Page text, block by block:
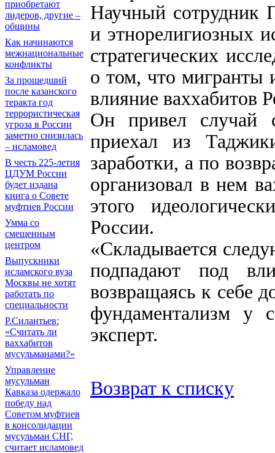
приобретают
лидеров, другие –
общины
Как начинаются
межнациональные
конфликты
За прошедший
после казанского
теракта год
террористическая
угроза в России
заметно снизилась
– исламовед
В честь 225-летия
ЦДУМ России
будет издана
книга о Совете
муфтиев России
Умма со
смещенным
центром
Выпускники
исламского вуза
Москвы не хотят
работать по
специальности
Р.Силантьев:
«Считать ли
ваххабитов
мусульманами?»
Управление
мусульман
Кавказа одержало
победу над
Советом муфтиев
в консолидации
мусульман СНГ,
считает исламовед
Научный сотрудник
и этнорелигиозных
стратегических
о том, что мигранты
влияние ваххабитов
Он привел случай
приехал из
заработки, а по
организовал в нем
этого
России.
«Складывается
подпадают под
возвращаясь к себе
фундаментализм у
эксперт.
Возврат к списку